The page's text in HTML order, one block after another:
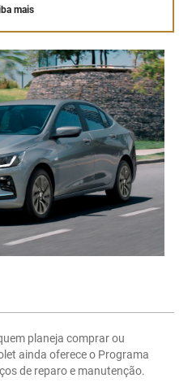
mais
planeja comprar ou
ainda oferece o Programa
de reparo e manutenção.